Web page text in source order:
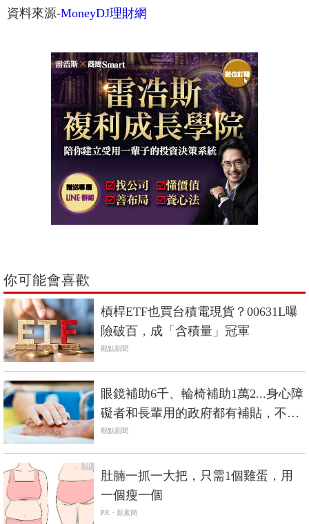
資料來源-MoneyDJ理財網
你可能會喜歡
槓桿ETF也買台積電現貨？00631L曝
險破百，成「含積量」冠軍
觀點新聞
眼鏡補助6千、輪椅補助1萬2...身心障
礙者和長輩用的政府都有補貼，不是
低收入戶也能辦
觀點新聞
PR
肚腩一抓一大把，只需1個雞蛋，用
一個瘦一個
PR・新素簡